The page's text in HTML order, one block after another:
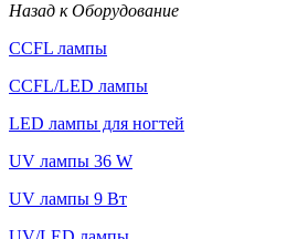
Назад к Оборудование
CCFL лампы
CCFL/LED лампы
LED лампы для ногтей
UV лампы 36 W
UV лампы 9 Вт